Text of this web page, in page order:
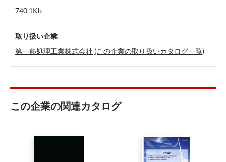
740.1Kb
取り扱い企業
第一熱処理工業株式会社 (この企業の取り扱いカタログ一覧)
この企業の関連カタログ